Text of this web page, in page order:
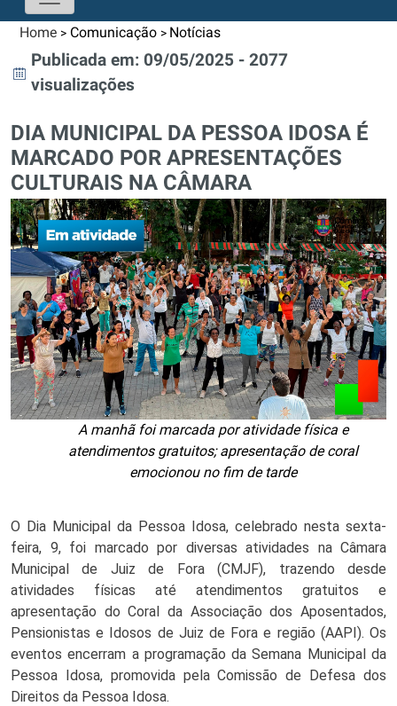
Home > Comunicação > Notícias
Publicada em: 09/05/2025 - 2077
visualizações
DIA MUNICIPAL DA PESSOA IDOSA É
MARCADO POR APRESENTAÇÕES
CULTURAIS NA CÂMARA
A manhã foi marcada por atividade física e
atendimentos gratuitos; apresentação de coral
emocionou no fim de tarde
O Dia Municipal da Pessoa Idosa, celebrado nesta sexta-
feira, 9, foi marcado por diversas atividades na Câmara
Municipal de Juiz de Fora (CMJF), trazendo desde
atividades físicas até atendimentos gratuitos e
apresentação do Coral da Associação dos Aposentados,
Pensionistas e Idosos de Juiz de Fora e região (AAPI). Os
eventos encerram a programação da Semana Municipal da
Pessoa Idosa, promovida pela Comissão de Defesa dos
Direitos da Pessoa Idosa.